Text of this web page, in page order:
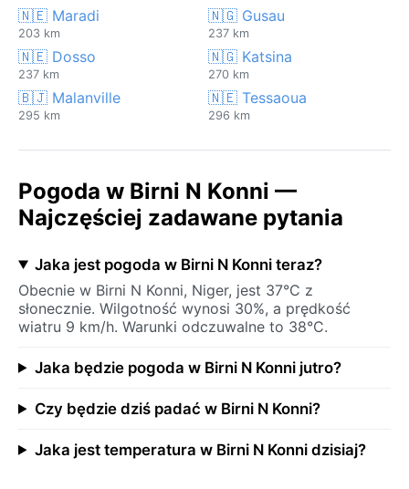
🇳🇪 Maradi
203 km
🇳🇬 Gusau
237 km
🇳🇪 Dosso
237 km
🇳🇬 Katsina
270 km
🇧🇯 Malanville
295 km
🇳🇪 Tessaoua
296 km
Pogoda w Birni N Konni —
Najczęściej zadawane pytania
Jaka jest pogoda w Birni N Konni teraz?
Obecnie w Birni N Konni, Niger, jest 37°C z
słonecznie. Wilgotność wynosi 30%, a prędkość
wiatru 9 km/h. Warunki odczuwalne to 38°C.
Jaka będzie pogoda w Birni N Konni jutro?
Czy będzie dziś padać w Birni N Konni?
Jaka jest temperatura w Birni N Konni dzisiaj?